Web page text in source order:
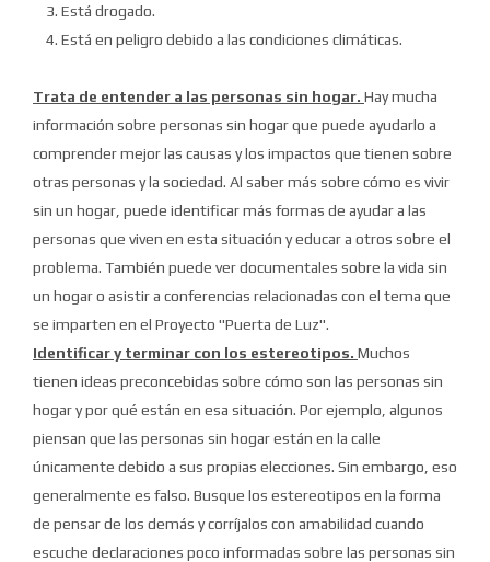
3. Está drogado.
4. Está en peligro debido a las condiciones climáticas.
Trata de entender a las personas sin hogar. Hay mucha
información sobre personas sin hogar que puede ayudarlo a
comprender mejor las causas y los impactos que tienen sobre
otras personas y la sociedad. Al saber más sobre cómo es vivir
sin un hogar, puede identificar más formas de ayudar a las
personas que viven en esta situación y educar a otros sobre el
problema. También puede ver documentales sobre la vida sin
un hogar o asistir a conferencias relacionadas con el tema que
se imparten en el Proyecto "Puerta de Luz".
Identificar y terminar con los estereotipos. Muchos
tienen ideas preconcebidas sobre cómo son las personas sin
hogar y por qué están en esa situación. Por ejemplo, algunos
piensan que las personas sin hogar están en la calle
únicamente debido a sus propias elecciones. Sin embargo, eso
generalmente es falso. Busque los estereotipos en la forma
de pensar de los demás y corríjalos con amabilidad cuando
escuche declaraciones poco informadas sobre las personas sin